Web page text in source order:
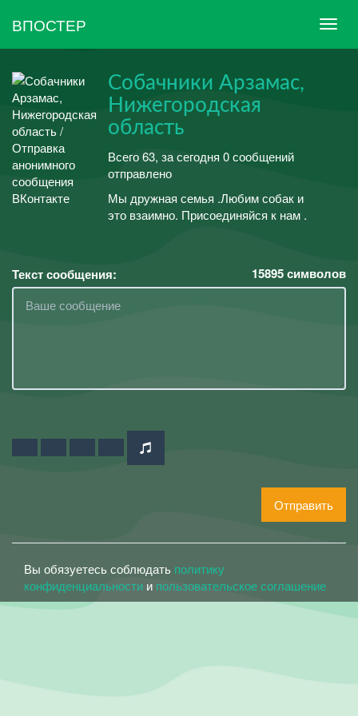
ВПОСТЕР
Собачники Арзамас,
Нижегородская
область
Всего 63, за сегодня 0 сообщений
отправлено
Мы дружная семья .Любим собак и
это взаимно. Присоединяйся к нам .
Текст сообщения: 15895символов
Отправить
Вы обязуетесь соблюдать политику
конфиденциальности и пользовательское соглашение